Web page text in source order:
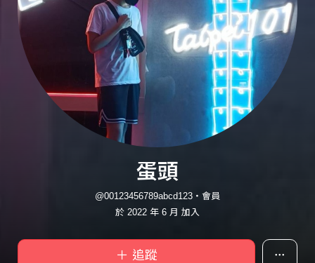
蛋頭
@00123456789abcd123・會員
於 2022 年 6 月 加入
＋ 追蹤